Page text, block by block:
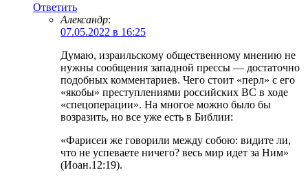
Ответить
Александр:
07.05.2022 в 16:25
Думаю, израильскому общественному мнению не
нужны сообщения западной прессы — достаточно
подобных комментариев. Чего стоит «перл» с его
«якобы» преступлениями российских ВС в ходе
«спецоперации». На многое можно было бы
возразить, но все уже есть в Библии:
«Фарисеи же говорили между собою: видите ли,
что не успеваете ничего? весь мир идет за Ним»
(Иоан.12:19).